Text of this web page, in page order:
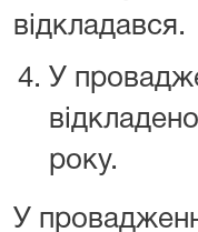
відкладався.
У
року.
У